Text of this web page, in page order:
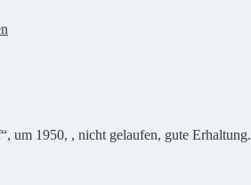
um 1950, , nicht gelaufen, gute Erhaltung.